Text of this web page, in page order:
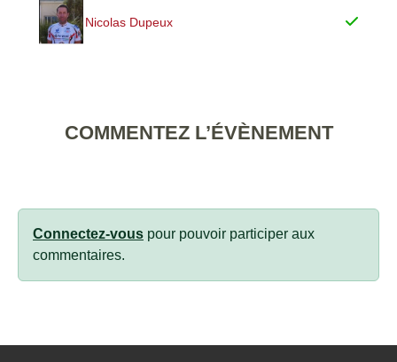
Nicolas Dupeux
COMMENTEZ L’ÉVÈNEMENT
Connectez-vous pour pouvoir participer aux
commentaires.